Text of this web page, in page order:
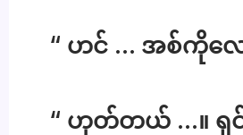
“ ဟင် … အစ်ကိုလေ
“ ဟုတ်တယ် …။ ရှ